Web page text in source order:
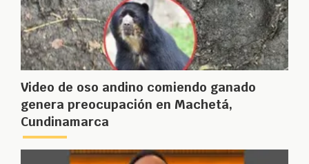
Video de oso andino comiendo ganado
genera preocupación en Machetá,
Cundinamarca